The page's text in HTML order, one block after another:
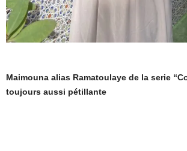
Maimouna alias Ramatoulaye de la serie
toujours aussi pétillante